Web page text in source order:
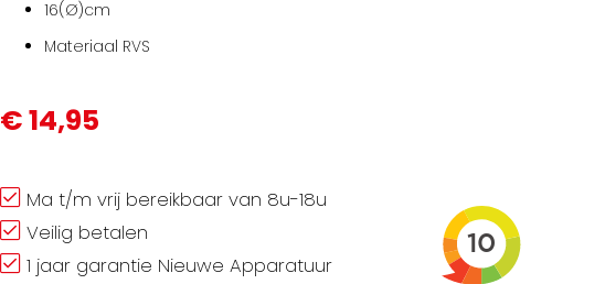
16(Ø)cm
Materiaal RVS
€ 14,95
Ma t/m vrij bereikbaar van 8u-18u
Veilig betalen
1 jaar garantie Nieuwe Apparatuur